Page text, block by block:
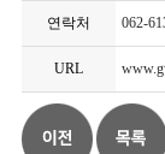
연락처 062-
URL